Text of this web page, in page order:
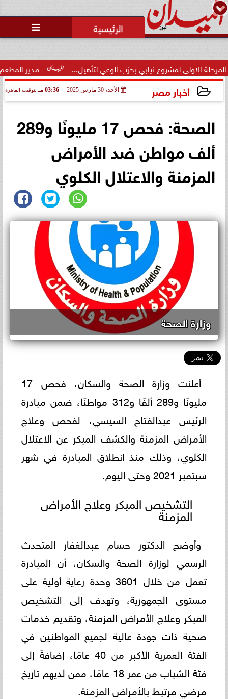

مدير المطعم عن واقعة منع سيدة بحزب الوعي لتأهيل...
أخبار مصر الأحد، 30 مارس 2025 03:36 مـ بتوقيت القاهرة
الصحة: فحص 17 مليونًا و289
ألف مواطن ضد الأمراض
المزمنة والاعتلال الكلوي
وزارة الصحة
أعلنت وزارة الصحة والسكان، فحص 17
مليونًا و289 ألفًا و312 مواطنًا، ضمن مبادرة
الرئيس عبدالفتاح السيسي، لفحص وعلاج
الأمراض المزمنة والكشف المبكر عن الاعتلال
الكلوي، وذلك منذ انطلاق المبادرة في شهر
سبتمبر 2021 وحتى اليوم.
التشخيص المبكر وعلاج الأمراض
المزمنة
وأوضح الدكتور حسام عبدالغفار المتحدث
الرسمي لوزارة الصحة والسكان، أن المبادرة
تعمل من خلال 3601 وحدة رعاية أولية على
مستوى الجمهورية، وتهدف إلى التشخيص
المبكر وعلاج الأمراض المزمنة، وتقديم خدمات
صحية ذات جودة عالية لجميع المواطنين في
الفئة العمرية الأكبر من 40 عامًا، إضافةً إلى
فئة الشباب من عمر 18 عامًا، ممن لديهم تاريخ
مرضي مرتبط بالأمراض المزمنة.
ضبط 25 زجاجة «ويسكي» مهربة
داخل مطعم شهير بـ«نيو جيزة»..